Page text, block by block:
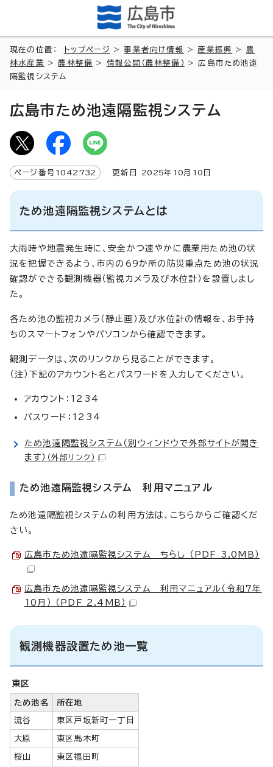
現在の位置： トップページ >事業者向け情報 > 産業振興 > 農
林水産業
> 農林整備 > 情報公開（農林整備）
> 広島市ため池遠
隔監視システム
広島市ため池遠隔監視システム
ページ番号 1042732 更新日 2025年 10月 10 日
ため池遠隔監視システムとは
大雨時や地震発生時に、安全かつ速やかに農業用ため池の状
況を把握できるよう、市内の69か所の防災重点ため池の状況
確認ができる観測機器（監視カメラ及び水位計）を設置しまし
た。
各ため池の監視カメラ（静止画）及び水位計の情報を、お手持
ちのスマートフォンやパソコンから確認できます。
観測データは、次のリンクから見ることができます。
（注）下記のアカウント名とパスワードを入力してください。
アカウント：1234
パスワード：1234
ため池遠隔監視システム（別ウィンドウで外部サイトが開き
ます） （外部リンク）
ため池遠隔監視システム 利用マニュアル
ため池遠隔監視システムの利用方法は、こちらからご確認くだ
さい。
広島市ため池遠隔監視システム ちらし （PDF 3.0MB）
広島市ため池遠隔監視システム 利用マニュアル（令和7年
10月） （PDF 2.4MB）
観測機器設置ため池一覧
東区
ため池名 所在地
流谷 東区戸坂新町一丁目
大原 東区馬木町
桜山 東区福田町